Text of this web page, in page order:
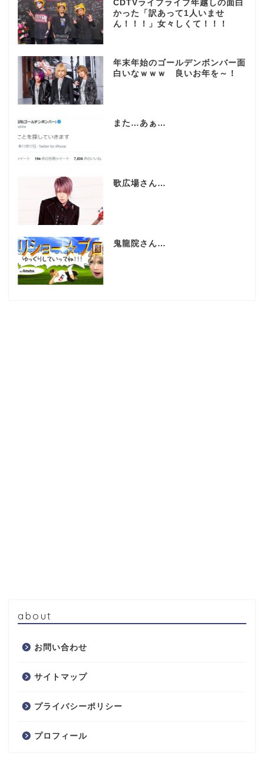
CDTVライブライブ年越しの面白
かった「訳あって1人いませ
ん！！！」女々しくて！！！
年末年始のゴールデンボンバー面
白いなｗｗｗ 良いお年を～！
また…あぁ…
歌広場さん…
鬼龍院さん…
about
お問い合わせ
サイトマップ
プライバシーポリシー
プロフィール